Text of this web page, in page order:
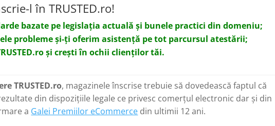
l în TRUSTED.ro!
bazate pe legislația actuală și bunele practici din domeniu;
probleme și-ți oferim asistență pe tot parcursul atestării;
și crești în ochii clienților tăi.
TRUSTED.ro, magazinele înscrise trebuie să dovedească faptul că
din dispozițiile legale ce privesc comerțul electronic dar și din
a Galei Premiilor eCommerce din ultimii 12 ani.